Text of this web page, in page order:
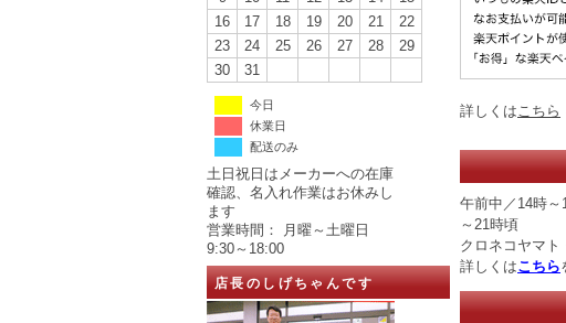
16
17 18 19 20 21
22
23
24 25 26 27 28
29
30
31
今日
休業日
配送のみ
土日祝日はメーカーへの在庫
確認、名入れ作業はお休みし
ます
営業時間： 月曜～土曜日
9:30～18:00
店長のしげちゃんです
詳しくは こちら
午前中／14時～
～21時頃
クロネコヤマト
詳しくはこちら